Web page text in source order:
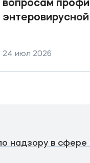
вопросам
24 июл 2026